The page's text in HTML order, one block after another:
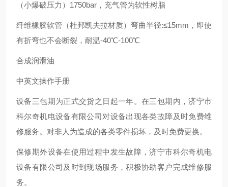
（小爆破压力）1750bar，充气管为软性树脂
纤维橡胶软管（杜邦凯夫拉材质）弯曲半径:≤15mm，即使
有折弯也不会断裂，耐温-40℃-100℃
合成润滑油
中英文操作手册
设备三包期为正式交货之日起一年。在三包期内，济宁市
科尔奇机电设备有限公司对设备出现各类故障及时免费维
修服务。对非人为造成的各类零件损坏，及时免费更换。
保修期外设备在使用过程中发生故障，济宁市科尔奇机电
设备有限公司及时到现场服务，积极协助客户完成维修服
务。